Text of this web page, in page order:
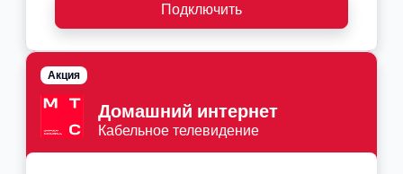
Подключить
Домашний интернет
Кабельное телевидение
Акция